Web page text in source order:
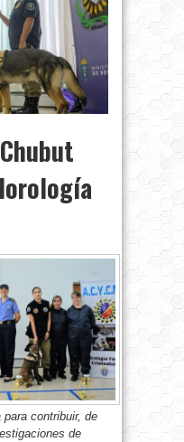
contribuir, de
de